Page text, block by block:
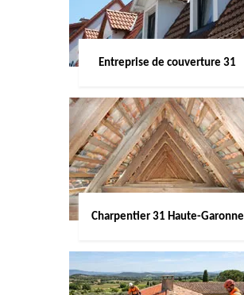
Entreprise de couverture 31
Charpentier 31 Haute-Garonne